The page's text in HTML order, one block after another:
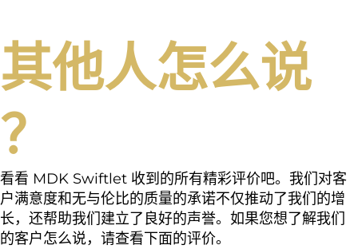
其他人怎么说
？
看看 MDK Swiftlet 收到的所有精彩评价吧。我们对客
户满意度和无与伦比的质量的承诺不仅推动了我们的增
长，还帮助我们建立了良好的声誉。如果您想了解我们
的客户怎么说，请查看下面的评价。